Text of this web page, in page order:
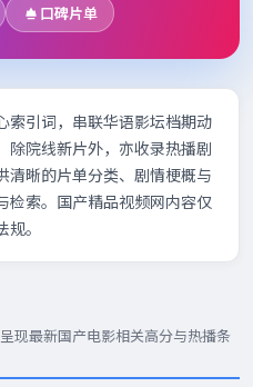
口碑片单
索引词，串联华语影坛档期动
除院线新片外，亦收录热播剧
清晰的片单分类、剧情梗概与
检索。国产精品视频网内容仅
。
现最新国产电影相关高分与热播条